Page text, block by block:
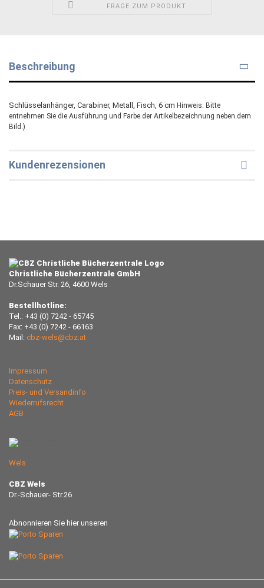
FRAGE ZUM PRODUKT
Beschreibung
Schlüsselanhänger, Carabiner, Metall, Fisch, 6 cm Hinweis: Bitte
entnehmen Sie die Ausführung und Farbe der Artikelbezeichnung neben dem
Bild.)
Kundenrezensionen
Christliche Bücherzentrale GmbH
Dr.Schauer Str. 26, 4600 Wels
Bestellhotline:
Tel.: +43 (0) 7242 - 65745
Fax: +43 (0) 7242 - 66163
Mail: cbz-wels@cbz.at
Impressum
Datenschutz
Preis- und Versandinfo
Wiederrufsrecht
AGB
Wels
CBZ Wels
Dr.-Schauer- Str.26
Abnonnieren Sie hier unseren